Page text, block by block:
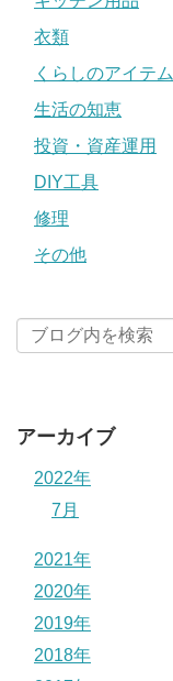
衣類
くらしのアイテム
生活の知恵
投資・資産運用
DIY工具
修理
その他
アーカイブ
2022年
7月
2021年
2020年
2019年
2018年